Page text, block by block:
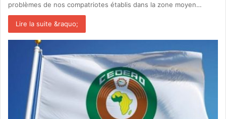
problèmes de nos compatriotes établis dans la zone moyen…
Lire la suite &raquo;